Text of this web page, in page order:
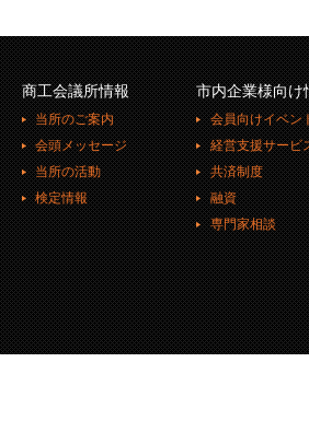
商工会議所情報
当所のご案内
会頭メッセージ
当所の活動
検定情報
市内企業様向け
会員向けイベン
経営支援サービ
共済制度
融資
専門家相談